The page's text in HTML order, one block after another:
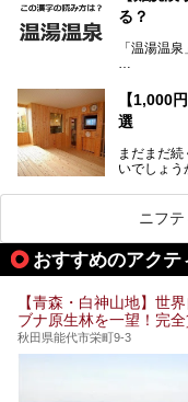
つ。その
当地グル
今回は、青
ください。
る？
「温湯温
か？
【1,000
選
まだまだ
いでしょう
そこでコス
紹介します
格安でも充
今回は青森
ニフ
おすすめのアクテ
【青森・白神山地】世
ブナ原生林を一望！完
秋田県能代市栄町9-3